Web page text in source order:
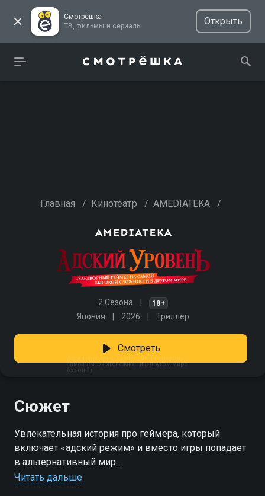
Смотрёшка
ТВ, фильмы и сериалы
Открыть
Главная / Кинотеатр / AMEDIATEKA /
2 Сезона 18+
Япония 2026 Триллер
Адский уровень: Хардкорный геймер на
самой высокой сложности в другом мире
(сезон 2)
Смотреть
Сюжет
Увлекательная история про геймера, который
включает «адский режим» и вместо игры попадает
в альтернативный мир
Читать дальше